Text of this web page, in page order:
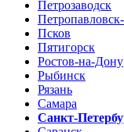
Петрозаводск
Псков
Пятигорск
Ростов-на-Дону
Рыбинск
Рязань
Самара
Санкт-